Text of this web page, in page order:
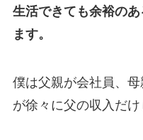
生活できても余裕の
ます。
僕は父親が会社員、
が徐々に父の収入だ